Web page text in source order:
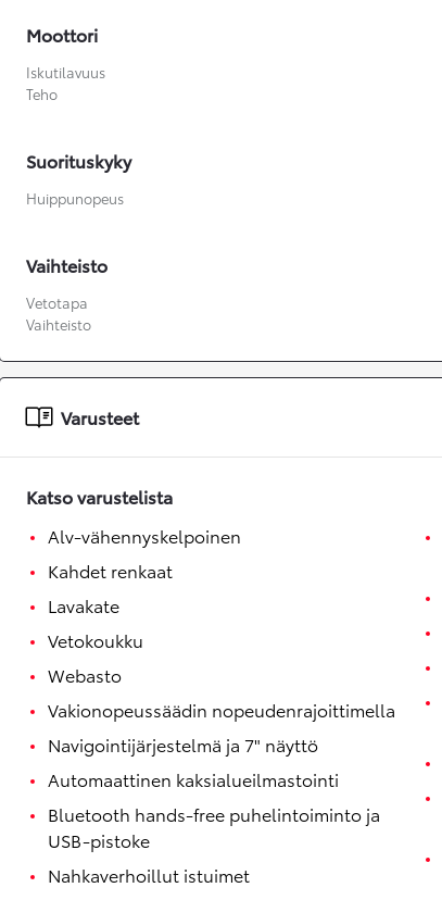
Moottori
Iskutilavuus
Teho
Suorituskyky
Huippunopeus
Vaihteisto
Vetotapa
Vaihteisto
Varusteet
Katso varustelista
Alv-vähennyskelpoinen
Kahdet renkaat
Lavakate
Vetokoukku
Webasto
Vakionopeussäädin nopeudenrajoittimella
Navigointijärjestelmä ja 7" näyttö
Automaattinen kaksialueilmastointi
Bluetooth hands-free puhelintoiminto ja
USB-pistoke
Nahkaverhoillut istuimet